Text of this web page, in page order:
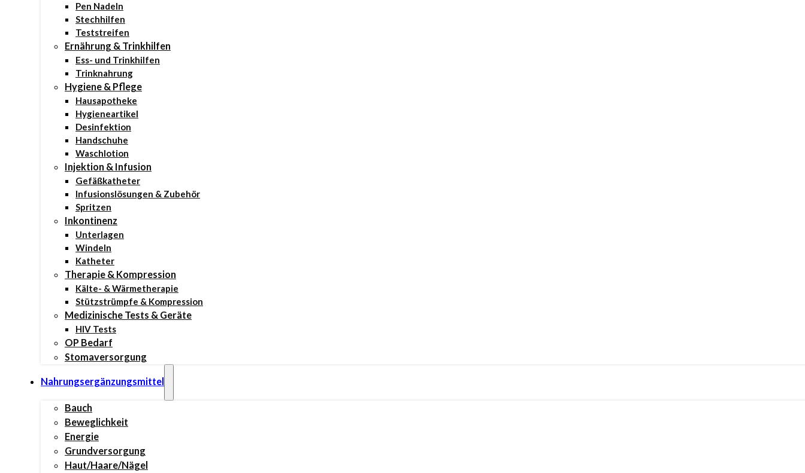
Pen Nadeln
Stechhilfen
Teststreifen
Ernährung & Trinkhilfen
Ess- und Trinkhilfen
Trinknahrung
Hygiene & Pflege
Hausapotheke
Hygieneartikel
Desinfektion
Handschuhe
Waschlotion
Injektion & Infusion
Gefäßkatheter
Infusionslösungen & Zubehör
Spritzen
Inkontinenz
Unterlagen
Windeln
Katheter
Therapie & Kompression
Kälte- & Wärmetherapie
Stützstrümpfe & Kompression
Medizinische Tests & Geräte
HIV Tests
OP Bedarf
Stomaversorgung
Nahrungsergänzungsmittel
Bauch
Beweglichkeit
Energie
Grundversorgung
Haut/Haare/Nägel